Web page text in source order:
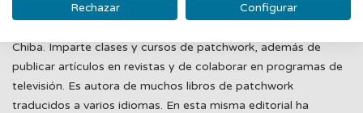
también por lo cuidadoso de su realización. Es presidenta del
Chiba. Imparte clases y cursos de patchwork, además de
publicar artículos en revistas y de colaborar en programas de
televisión. Es autora de muchos libros de patchwork
traducidos a varios idiomas. En esta misma editorial ha
Rechazar Configurar